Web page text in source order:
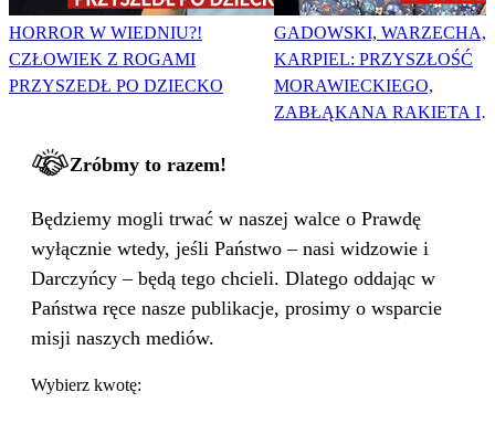
HORROR W WIEDNIU?!
CZŁOWIEK Z ROGAMI
PRZYSZEDŁ PO DZIECKO
GADOWSKI, WARZECHA,
KARPIEL: PRZYSZŁOŚĆ
MORAWIECKIEGO,
ZABŁĄKANA RAKIETA I
Zróbmy to razem!
Będziemy mogli trwać w naszej walce o Prawdę
wyłącznie wtedy, jeśli Państwo – nasi widzowie i
Darczyńcy – będą tego chcieli. Dlatego oddając w
Państwa ręce nasze publikacje, prosimy o wsparcie
misji naszych mediów.
Wybierz kwotę: